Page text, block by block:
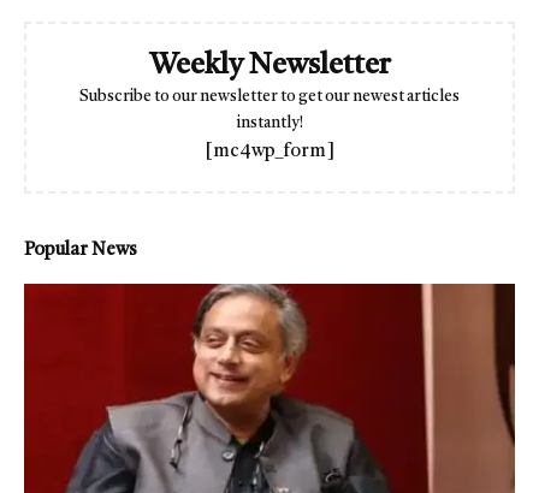
Weekly Newsletter
Subscribe to our newsletter to get our newest articles
instantly!
[mc4wp_form]
Popular News